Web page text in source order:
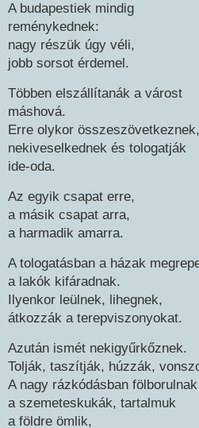
A budapestiek mindig
reménykednek:
nagy részük úgy véli,
jobb sorsot érdemel.
Többen elszállítanák a várost
máshová.
Erre olykor összeszövetkeznek,
nekiveselkednek és tologatják
ide-oda.
Az egyik csapat erre,
a másik csapat arra,
a harmadik amarra.
A tologatásban a házak
a lakók kifáradnak.
Ilyenkor leülnek, lihegnek,
átkozzák a terepviszonyokat.
Azután ismét nekigyűrkőznek.
Tolják, taszítják, húzzák,
A nagy rázkódásban fölborulnak
a szemeteskukák, tartalmuk
a földre ömlik,